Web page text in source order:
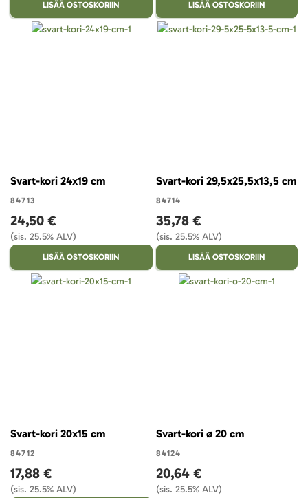
LISÄÄ OSTOSKORIIN LISÄÄ OSTOSKORIIN
Svart-kori 24x19 cm
84713
24,50 €
(sis. 25.5% ALV)
LISÄÄ OSTOSKORIIN
Svart-kori 29,5x25,5x13,5 cm
84714
35,78 €
(sis. 25.5% ALV)
LISÄÄ OSTOSKORIIN
Svart-kori 20x15 cm
84712
17,88 €
(sis. 25.5% ALV)
Svart-kori ø 20 cm
84124
20,64 €
(sis. 25.5% ALV)